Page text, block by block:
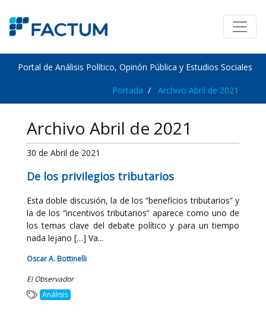
Portal de Análisis Político, Opinón Pública y Estudios Sociales
Portada Archivo Abril de 2021
Archivo Abril de 2021
30 de Abril de 2021
De los privilegios tributarios
Esta doble discusión, la de los “beneficios tributarios” y
la de los “incentivos tributarios” aparece como uno de
los temas clave del debate político y para un tiempo
nada lejano […] Va...
Oscar A. Bottinelli
El Observador
Análisis